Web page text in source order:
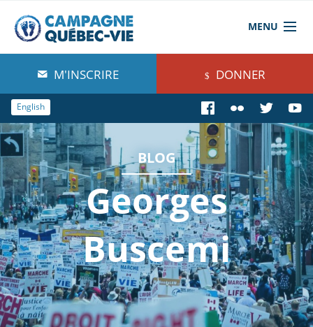
MENU
À propos de nous
Blog
Comprendre
Agir
Boutique
M'INSCRIRE DONNER
English
BLOG
Georges
Buscemi